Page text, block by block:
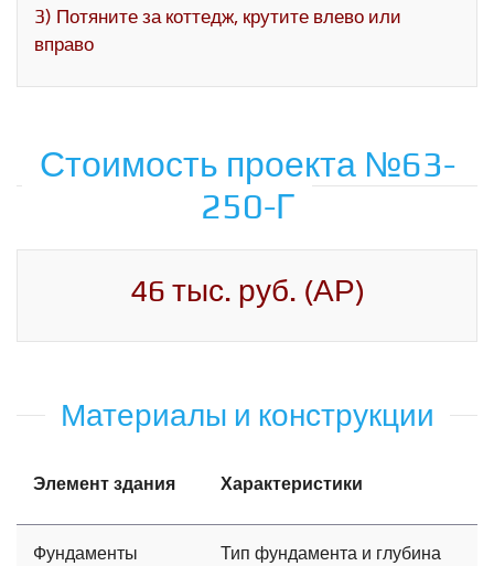
3) Потяните за коттедж, крутите влево или
вправо
Стоимость проекта №63-
250-Г
46 тыс. руб. (АР)
Материалы и конструкции
Элемент здания Характеристики
Фундаменты
Тип фундамента и глубина